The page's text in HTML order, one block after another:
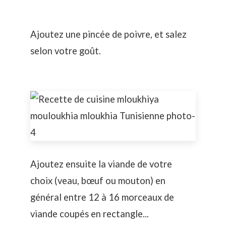
Ajoutez une pincée de poivre, et salez
selon votre goût.
Ajoutez ensuite la viande de votre
choix (veau, bœuf ou mouton) en
général entre 12 à 16 morceaux de
viande coupés en rectangle...